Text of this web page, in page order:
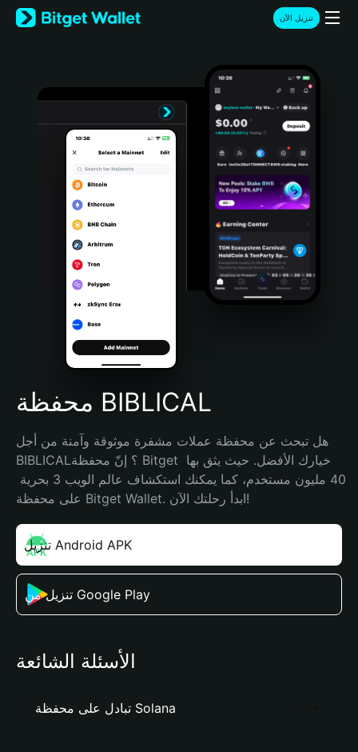
English
日本語
Türkçe
Português (Portugal)
Bahasa Indonesia
Português (Brasil)
Español (Argentina)
تنزيل الآن
محفظة BIBLICAL
هل تبحث عن محفظة عملات مشفرة موثوقة وآمنة من أجل
BIBLICAL؟ إنّ محفظة Bitget خيارك الأفضل. حيث يثق بها
على محفظة Bitget Wallet. ابدأ رحلتك الآن!
تنزيل Android APK
تنزيل من Google Play
الأسئلة الشائعة
تبادل على محفظة Solana